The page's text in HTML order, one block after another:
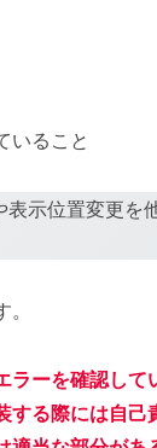
いること
表示位置変更を
ラーを確認して
する際には自己